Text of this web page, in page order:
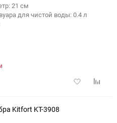
21 см
для чистой воды: 0.4 л
Добавить
Kitfort KT-3908